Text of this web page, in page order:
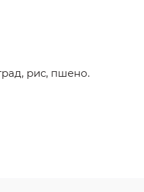
рис, пшено.